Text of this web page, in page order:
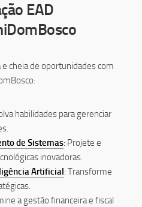
EAD
cheia de oportunidades com
habilidades para gerenciar
de Sistemas: Projete e
inovadoras.
Artificial : Transforme
a gestão financeira e fiscal